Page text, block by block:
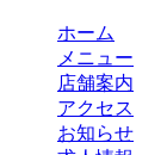
ホーム
メニュー
店舗案内
アクセス
お知らせ